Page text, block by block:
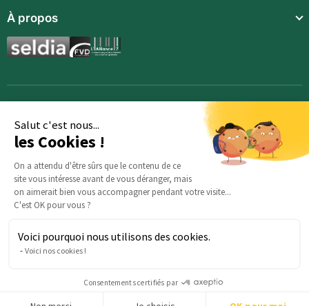
Salut c'est nous...
les Cookies !
On a attendu d'être sûrs que le contenu de ce
site vous intéresse avant de vous déranger, mais
on aimerait bien vous accompagner pendant votre visite...
C'est OK pour vous ?
Voici pourquoi nous utilisons des cookies.
Voici nos cookies !
Consentements certifiés par
Compléments alimentaires
Boissons techniques
À propos
Des questions sur votre commande ? : Notre équipe est là
5 avenue Joffre, 57000 Metz, FRANCE |+33 (0)3 69 67 19 19